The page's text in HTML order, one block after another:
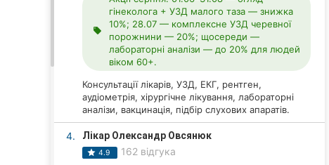
Житомир
local_offer
гінеколога + УЗД малого таза — знижка
10%; 28.07 — комплексне УЗД черевної
порожнини — 20%; щосереди —
лабораторні аналізи — до 20% для людей
віком 60+.
Консультації лікарів, УЗД, ЕКГ, рентген,
аудіометрія, хірургічне лікування, лабораторні
аналізи, вакцинація, підбір слухових апаратів.
4. Лікар Олександр Овсянюк
4.9 162 відгука